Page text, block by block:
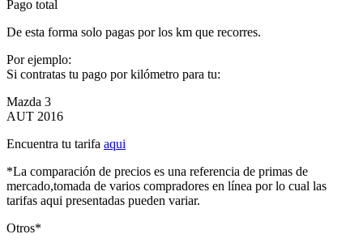
Pago total
De esta forma solo pagas por los km que recorres.
Por ejemplo:
Si contratas tu pago por kilómetro para tu:
Mazda 3
AUT 2016
Encuentra tu tarifa aqui
*La comparación de precios es una referencia de primas de
mercado,tomada de varios compradores en línea por lo cual las
tarifas aqui presentadas pueden variar.
Otros*